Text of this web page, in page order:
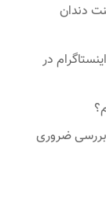
دندان
در
چک‌لیست افتتاح حساب واقعی فارکس؛ ۱۰ بررسی ضروری